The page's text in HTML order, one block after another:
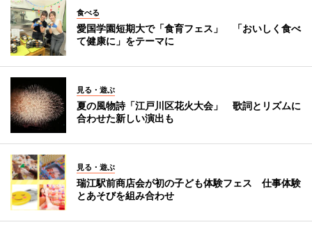
食べる
愛国学園短期大で「食育フェス」 「おいしく食べ
て健康に」をテーマに
見る・遊ぶ
夏の風物詩「江戸川区花火大会」 歌詞とリズムに
合わせた新しい演出も
見る・遊ぶ
瑞江駅前商店会が初の子ども体験フェス 仕事体験
とあそびを組み合わせ